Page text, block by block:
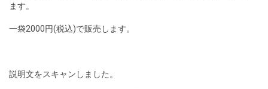
ます。
一袋2000円(税込)で販売します。
説明文をスキャンしました。